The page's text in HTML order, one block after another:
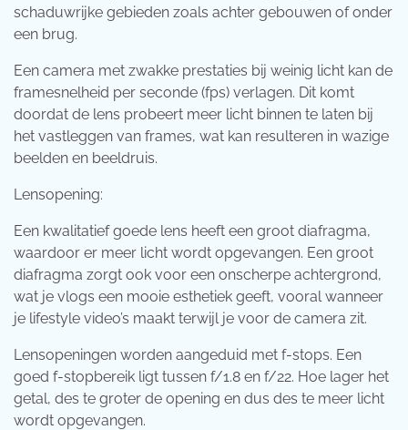
schaduwrijke gebieden zoals achter gebouwen of onder
een brug.
Een camera met zwakke prestaties bij weinig licht kan de
framesnelheid per seconde (fps) verlagen. Dit komt
doordat de lens probeert meer licht binnen te laten bij
het vastleggen van frames, wat kan resulteren in wazige
beelden en beeldruis.
Lensopening:
Een kwalitatief goede lens heeft een groot diafragma,
waardoor er meer licht wordt opgevangen. Een groot
diafragma zorgt ook voor een onscherpe achtergrond,
wat je vlogs een mooie esthetiek geeft, vooral wanneer
je lifestyle video’s maakt terwijl je voor de camera zit.
Lensopeningen worden aangeduid met f-stops. Een
goed f-stopbereik ligt tussen f/1.8 en f/22. Hoe lager het
getal, des te groter de opening en dus des te meer licht
wordt opgevangen.